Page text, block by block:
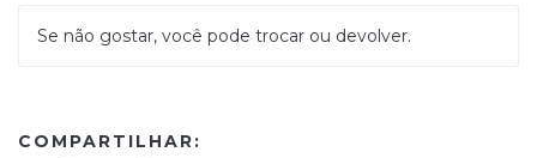
Se não gostar, você pode trocar ou devolver.
COMPARTILHAR: